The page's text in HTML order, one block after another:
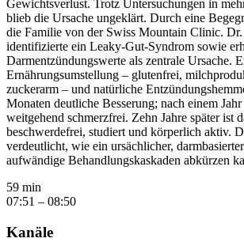
Gewichtsverlust. Trotz Untersuchungen in
blieb die Ursache ungeklärt. Durch eine
die Familie von der Swiss Mountain Clinic. Dr.
identifizierte ein Leaky-Gut-Syndrom sowie
Darmentzündungswerte als zentrale Ursache.
Ernährungsumstellung – glutenfrei,
zuckerarm – und natürliche
Monaten deutliche Besserung; nach einem
weitgehend schmerzfrei. Zehn Jahre später ist
beschwerdefrei, studiert und körperlich aktiv.
verdeutlicht, wie ein ursächlicher,
aufwändige Behandlungskaskaden abkürzen
59 min
07:51 – 08:50
Kanäle